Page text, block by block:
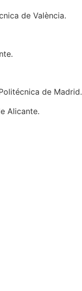
de València.
de Madrid.
Alicante.